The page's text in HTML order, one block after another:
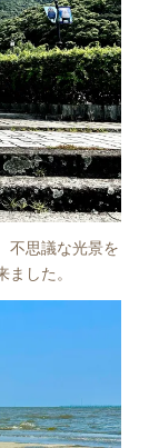
不思議な光景を
した。